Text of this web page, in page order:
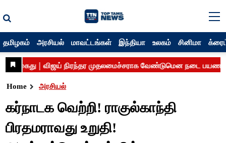
தமிழகம் அரசியல் மாவட்டங்கள் இந்தியா உலகம் சினிமா
Home அரசியல்
கர்நாடக வெற்றி! ராகுல்காந்தி
பிரதமராவது உறுதி!